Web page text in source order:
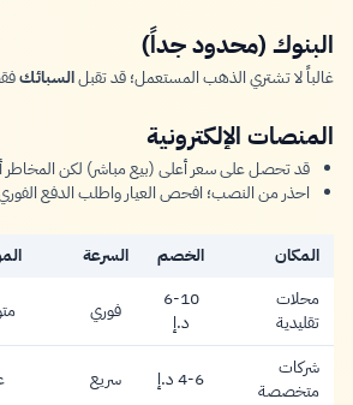
البنوك (محدود جداً)
غالباً لا تشتري الذهب المستعمل؛ قد تقبلالسبائك
المنصات الإلكترونية
قد تحصل على سعر أعلى (بيع مباشر) لكن المخاطر
احذر من النصب؛ افحص العيار واطلب الدفع
المكان الخصم السرعة
محلات
تقليدية
6-10 درهم
6-10
د.إ
فوري
شركات
متخصصة
4-6 درهم
4-6 د.إ سريع